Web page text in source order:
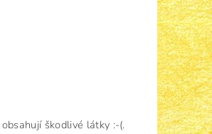
škodlivé látky :-(.